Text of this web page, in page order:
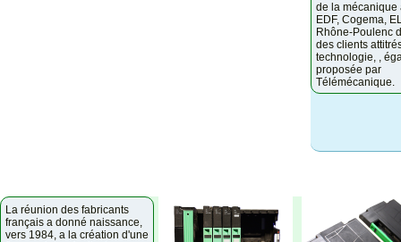
de la mécanique
EDF, Cogema,
Rhône-Poulenc
des clients
technologie, ,
proposée par
Télémécanique.
La réunion des fabricants
français a donné naissance,
vers 1984, a la création d'une